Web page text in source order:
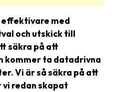
effektivare med
och utskick till
säkra på att
kommer ta datadrivna
Vi är så säkra på att
redan skapat